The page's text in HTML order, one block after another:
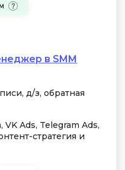
в SMM
д/з, обратная
VK Ads, Telegram Ads,
стратегия и